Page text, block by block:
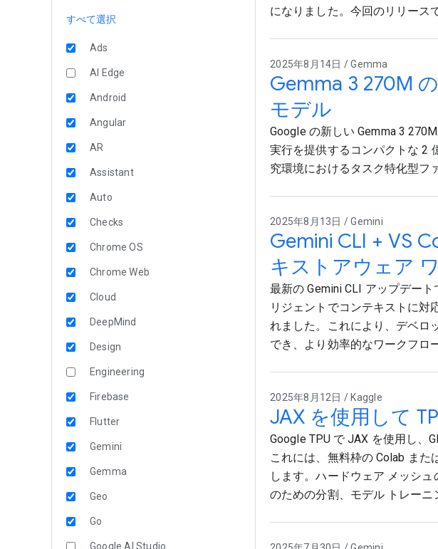
すべて選択
Ads
AI Edge
Android
Angular
AR
Assistant
Auto
Checks
Chrome OS
Chrome Web
Cloud
DeepMind
Design
Engineering
Firebase
Flutter
Gemini
Gemma
Geo
Go
Google AI Studio
になりました。今回のリリース
2025年8月14日 / Gemma
Gemma 3 270M
モデル
Google の新しい Gemma 3
実行を提供するコンパクトな 2
究環境におけるタスク特化型フ
2025年8月13日 / Gemini
Gemini CLI + VS
キストアウェア
最新の Gemini CLI アップデー
リジェントでコンテキストに対
れました。これにより、デベロ
でき、より効率的なワークフロ
2025年8月12日 / Kaggle
JAX を使用して
Google TPU で JAX を使用し、
これには、無料枠の Colab また
します。ハードウェア メッシ
のための分割、モデル トレーニ